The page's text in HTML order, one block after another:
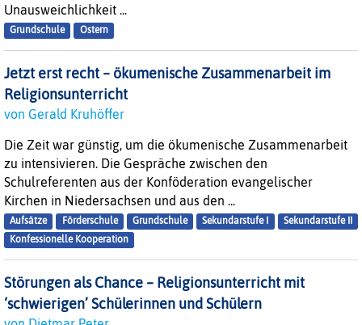
Unausweichlichkeit ...
Grundschule Ostern
Jetzt erst recht – ökumenische Zusammenarbeit im
Religionsunterricht
von Gerald Kruhöffer
Die Zeit war günstig, um die ökumenische Zusammenarbeit
zu intensivieren. Die Gespräche zwischen den
Schulreferenten aus der Konföderation evangelischer
Kirchen in Niedersachsen und aus den ...
Aufsätze Förderschule Grundschule Sekundarstufe I
Sekundarstufe II
Konfessionelle Kooperation
Störungen als Chance – Religionsunterricht mit
‘schwierigen’ Schülerinnen und Schülern